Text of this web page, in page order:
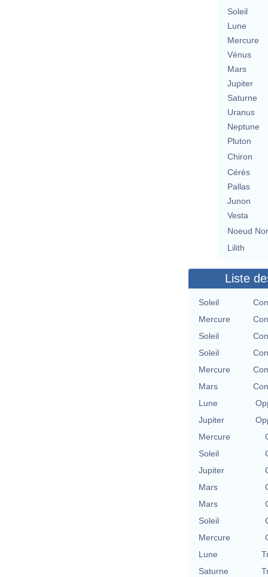
Soleil
Lune
Mercure
Vénus
Mars
Jupiter
Saturne
Uranus
Neptune
Pluton
Chiron
Cérès
Pallas
Junon
Vesta
Noeud
Lilith
Liste
Soleil
Mercure
Soleil
Soleil
Mercure
Mars
Lune
Jupiter
Mercure
Soleil
Jupiter
Mars
Mars
Soleil
Mercure
Lune
Saturne